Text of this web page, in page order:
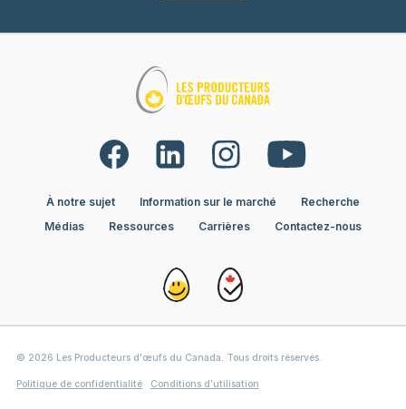
À notre sujet Information sur le marché
Recherche
Médias
Ressources Carrières Contactez-nous
© 2026 Les Producteurs d'œufs du Canada. Tous droits réservés.
Politique de confidentialité Conditions d’utilisation